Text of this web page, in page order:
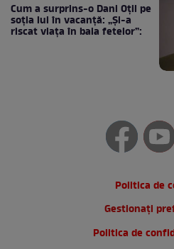
Cum a surprins-o Dani Oțil pe
soția lui în vacanță: „Și-a
riscat viața în baia fetelor”:
Politica de
Gestionați
Politica de